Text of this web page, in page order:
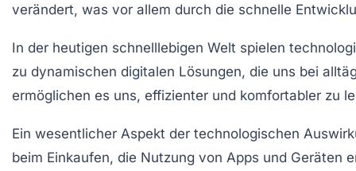
verändert, was vor allem durch die schnelle
In der heutigen schnelllebigen Welt spielen
zu dynamischen digitalen Lösungen, die uns bei
ermöglichen es uns, effizienter und komfortabler zu
Ein wesentlicher Aspekt der technologischen
beim Einkaufen, die Nutzung von Apps und Geräten